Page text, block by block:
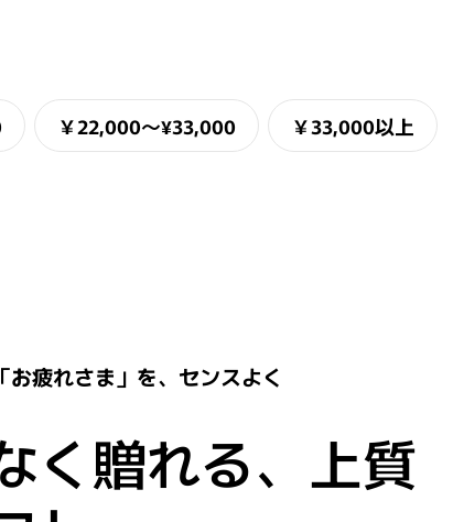
￥22,000〜¥33,000 ￥33,000以上
お疲れさま」を、センスよく
く贈れる、上質